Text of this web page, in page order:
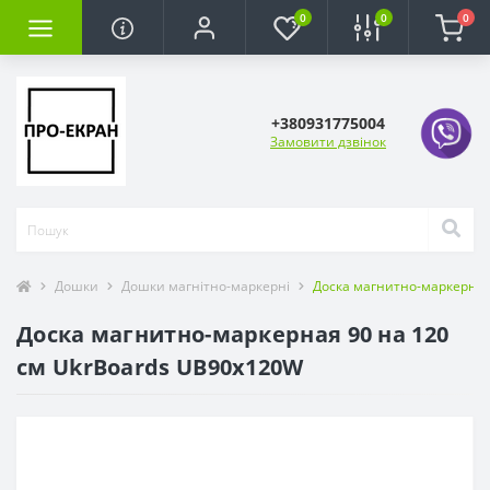
0 0 0
+380931775004
Замовити дзвінок
Дошки Дошки магнітно-маркерні Доска магнитно-
Доска магнитно-маркерная 90 на 120
см UkrBoards UB90x120W